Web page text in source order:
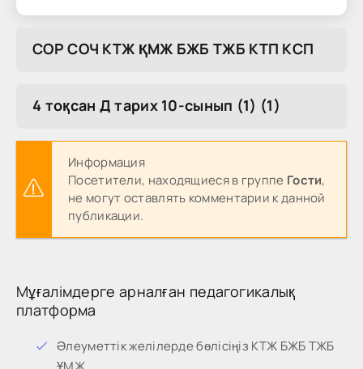
COP COЧ KTЖ ҚMЖ БЖБ TЖБ KTП KCП
4 тоқсан Д тарих 10-сынып (1) (1)
Информация
Посетители, находящиеся в группе Гости,
не могут оставлять комментарии к данной
публикации.
Мұғалімдерге арналған педагогикалық
платформа
Әлеуметтік желілерде бөлісіңіз КТЖ БЖБ ТЖБ